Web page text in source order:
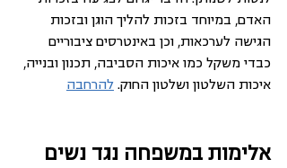
האדם, במיוחד בזכות להליך הוגן ובזכות
הגישה לערכאות, וכן באינטרסים ציבוריים
כבדי משקל כמו איכות הסביבה, תכנון ובנייה,
איכות השלטון ושלטון החוק. להרחבה
אלימות במשפחה נגד נשים